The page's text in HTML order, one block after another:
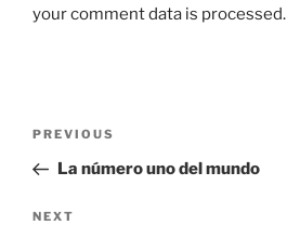
your comment data is processed.
Previous
Post
PREVIOUS
La número uno del mundo
Next
NEXT